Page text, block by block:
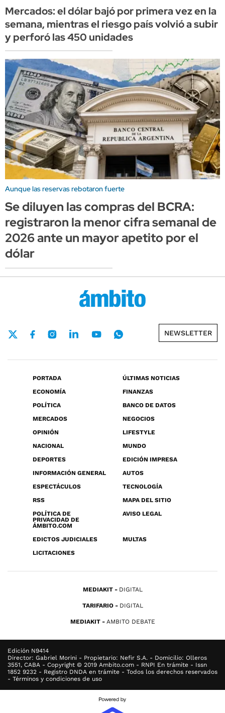
Mercados: el dólar bajó por primera vez en la
semana, mientras el riesgo país volvió a subir
y perforó las 450 unidades
Aunque las reservas rebotaron fuerte
Se diluyen las compras del BCRA:
registraron la menor cifra semanal de
2026 ante un mayor apetito por el
dólar
NEWSLETTER
PORTADA
ÚLTIMAS NOTICIAS
ECONOMÍA
FINANZAS
POLÍTICA
BANCO DE DATOS
MERCADOS
NEGOCIOS
OPINIÓN
LIFESTYLE
NACIONAL
MUNDO
DEPORTES
EDICIÓN IMPRESA
INFORMACIÓN GENERAL
AUTOS
ESPECTÁCULOS
TECNOLOGÍA
RSS
MAPA DEL SITIO
POLÍTICA DE
PRIVACIDAD DE
ÁMBITO.COM
AVISO LEGAL
EDICTOS JUDICIALES
MULTAS
LICITACIONES
MEDIAKIT DIGITAL
TARIFARIO DIGITAL
MEDIAKIT AMBITO DEBATE
Edición N9414
Director: Gabriel Morini - Propietario: Nefir S.A. - Domicilio: Olleros
3551, CABA - Copyright © 2019 Ambito.com - RNPI En trámite - Issn
1852 9232 - Registro DNDA en trámite - Todos los derechos reservados
- Términos y condiciones de uso